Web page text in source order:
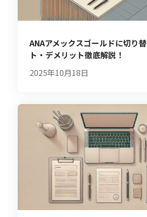
ANAアメックスゴールドに切り
ト・デメリット徹底解説！
2025年10月18日